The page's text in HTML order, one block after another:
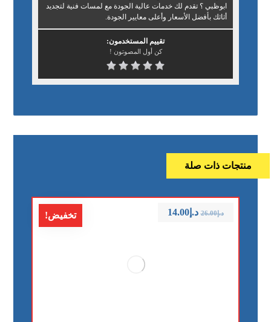
ابوظبي ؟ تقدم لك خدمات عالية الجودة مع لمسات فنية لتجديد
أثاثك بأفضل الأسعار وأعلى معايير الجودة.
تقييم المستخدمون:
كن أول المصوتون !
منتجات ذات صلة
تخفيض! د.إ26.00 د.إ14.00